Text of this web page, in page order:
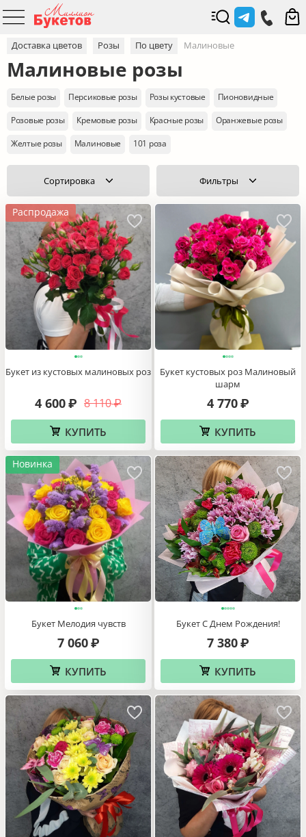
Доставка цветов Розы По цвету Малиновые
Малиновые розы
Белые розы Персиковые розы Розы кустовые
Пионовидные
Розовые розы
Кремовые розы Красные розы
Оранжевые розы
Желтые розы
Малиновые 101 роза
Сортировка Фильтры
Распродажа
Букет из кустовых малиновых роз
8 110 ₽
4 600₽
КУПИТЬ
Букет кустовых роз Малиновый
шарм
4 770 ₽
КУПИТЬ
Новинка
Букет Мелодия чувств
7 060 ₽
КУПИТЬ
Букет С Днем Рождения!
7 380 ₽
КУПИТЬ